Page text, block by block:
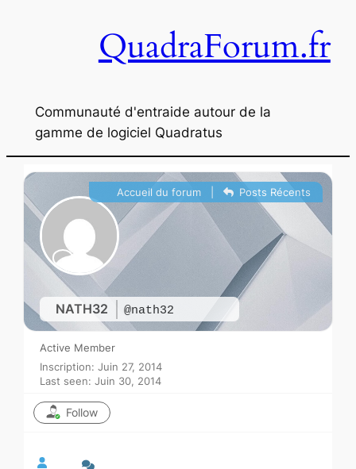
QuadraForum.fr
Communauté d'entraide autour de la
gamme de logiciel Quadratus
NATH32 @nath32
Accueil du forum | Posts Récents
Active Member
Inscription: Juin 27, 2014
Last seen: Juin 30, 2014
Follow